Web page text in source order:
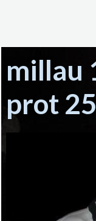
millau
prot 25